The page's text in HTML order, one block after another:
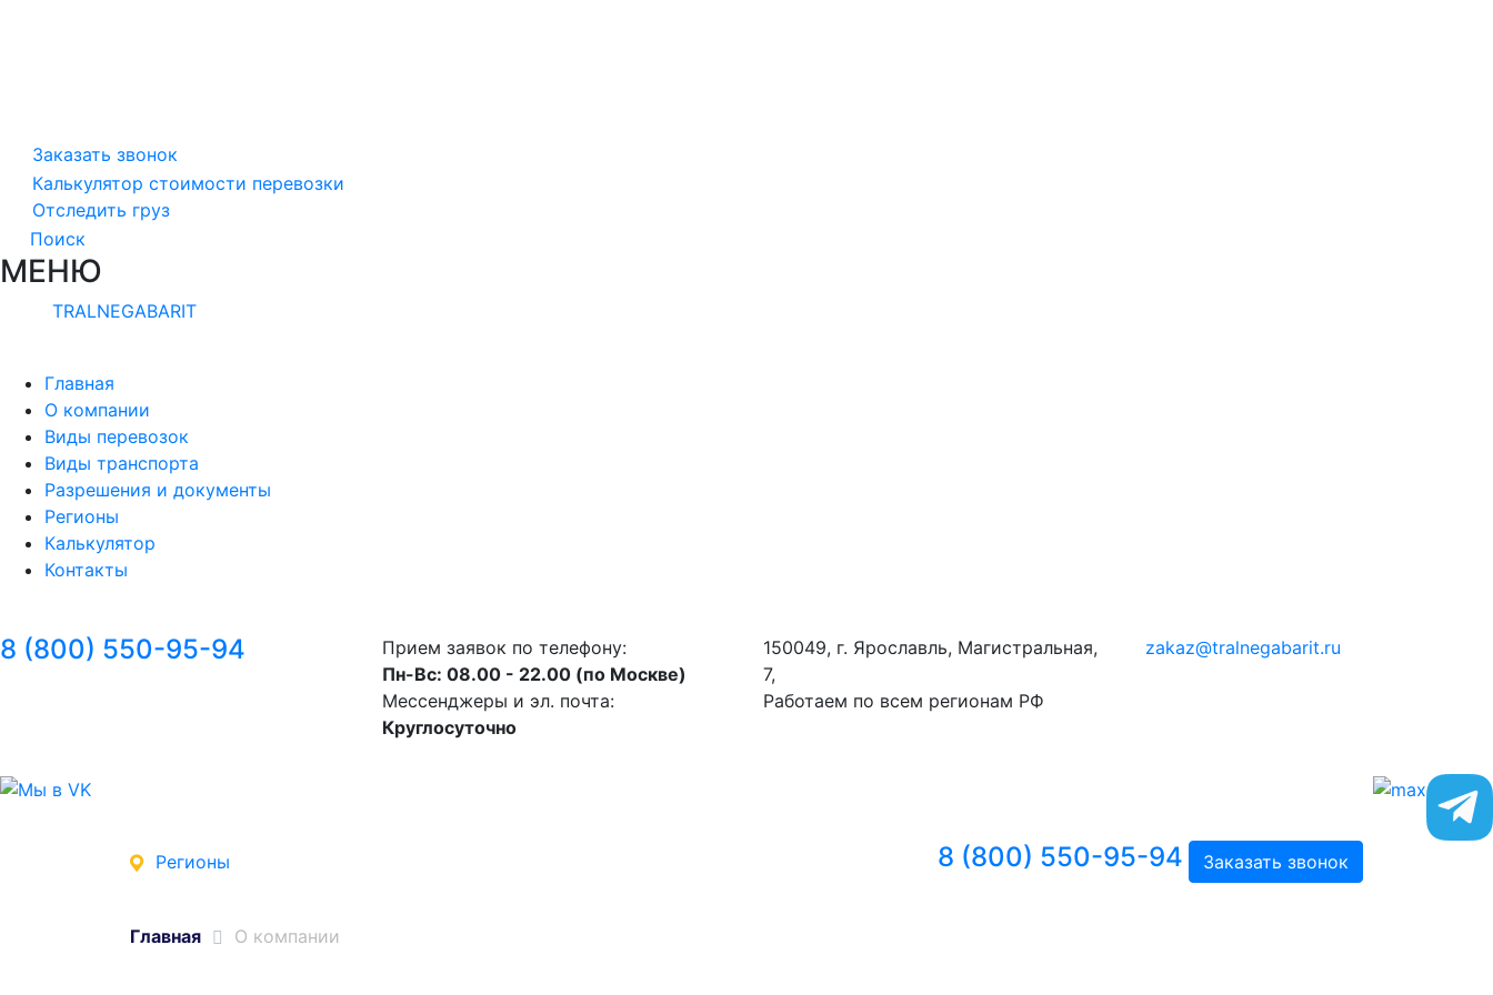
Заказать звонок
Калькулятор стоимости перевозки
Отследить груз
Поиск
МЕНЮ
TRALNEGABARIT
Главная
О компании
Виды перевозок
Виды транспорта
Разрешения и документы
Регионы
Калькулятор
Контакты
8 (800) 550-95-94
Прием заявок по телефону:
Пн-Вс: 08.00 - 22.00 (по Москве)
Мессенджеры и эл. почта:
Круглосуточно
150049, г. Ярославль, ​Магистральная,
7,
Работаем по всем регионам РФ
zakaz@tralnegabarit.ru
Регионы 8 (800) 550-95-94 Заказать звонок
Главная О компании